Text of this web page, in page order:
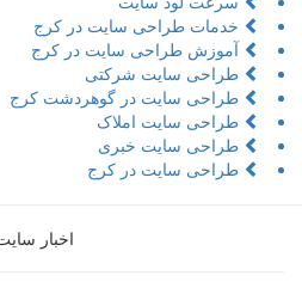
خدمات طراحی سایت در کرج
آموزش طراحی سایت در کرج
طراحی سایت شرکتی
طراحی سایت در گوهردشت کرج
طراحی سایت املاک
طراحی سایت خبری
طراحی سایت در کرج
اخبار سایت